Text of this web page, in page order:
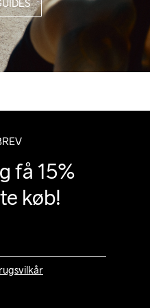
få 15%
køb!